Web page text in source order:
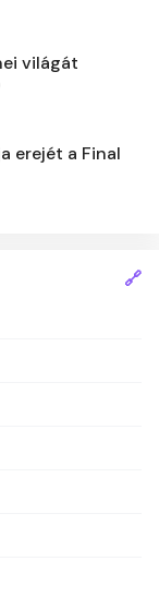
világát
erejét a Final
🔗